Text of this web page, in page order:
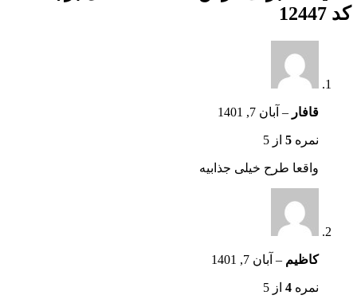
کد 12447
قافار – آبان 7, 1401
نمره 5 از 5
واقعا طرح خیلی جذابیه
کاظیم – آبان 7, 1401
نمره 4 از 5